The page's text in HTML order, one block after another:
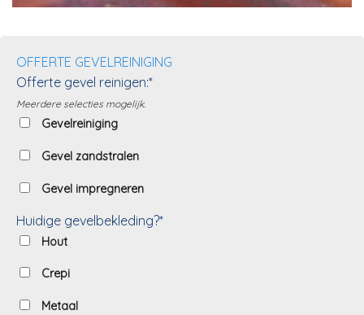
OFFERTE GEVELREINIGING
Offerte gevel reinigen:*
Meerdere selecties mogelijk.
Gevelreiniging
Gevel zandstralen
Gevel impregneren
Huidige gevelbekleding?*
Hout
Crepi
Metaal